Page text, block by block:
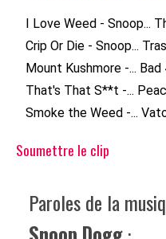
I Love Weed - Snoop...
Crip Or Die - Snoop...
Mount Kushmore -... Bad
That's That S**t -...
Smoke the Weed -...
Soumettre le clip
Paroles de la